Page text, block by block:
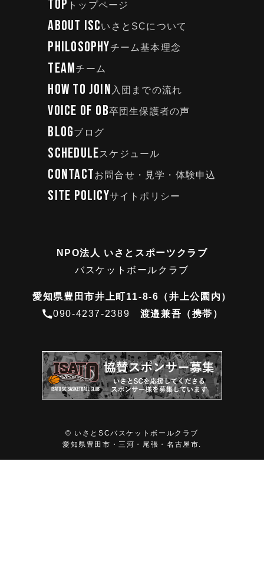
TOP トップページ
ABOUT ISCいさとSCについて
PHILOSOPHYチーム基本理念
TEAMチーム
HOW TO JOIN 入団までの流れ
VOICE OF OB卒団生保護者の声
BLOGブログ
SCHEDULEスケジュール
CONTACTお問合せ・見学・体験申込
SITE POLICYサイトポリシー
NPO法人 いさとスポーツクラブ
バスケットボールクラブ
愛知県豊田市井上町11-8-6（井上公園内）
090-4237-2389 渡邉兼吾（携帯）
© いさとSCバスケットボールクラブ
愛知県豊田市・三河・尾張・名古屋市.